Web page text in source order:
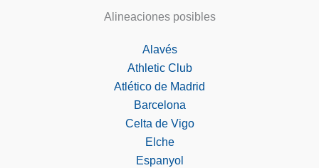
Alineaciones posibles
Alavés
Athletic Club
Atlético de Madrid
Barcelona
Celta de Vigo
Elche
Espanyol